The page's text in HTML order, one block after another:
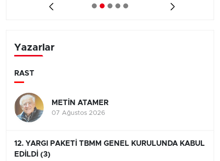
Yazarlar
RAST
METİN ATAMER
07 Ağustos 2026
12. YARGI PAKETİ TBMM GENEL KURULUNDA KABUL
EDİLDİ (3)